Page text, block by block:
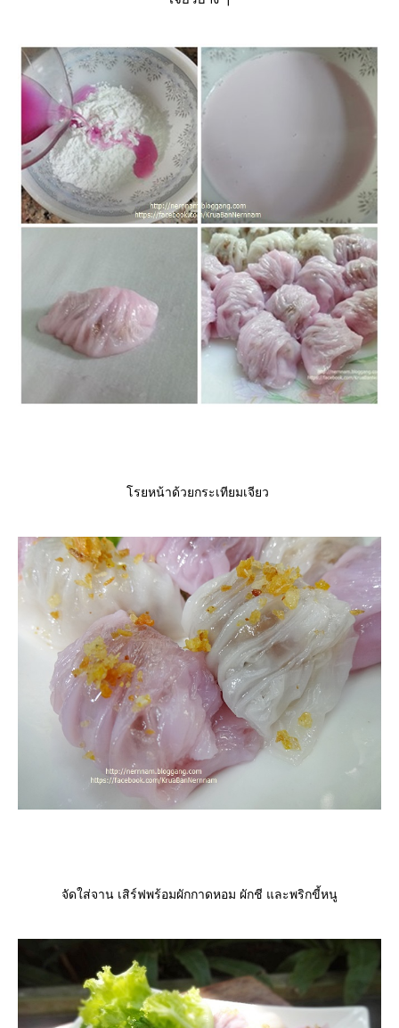
รยหน้าด้วยกระเทียมเจียว
จัดใส่จาน เสิร์ฟพร้อมผักกาดหอม ผักชี และพริกขี้หนู